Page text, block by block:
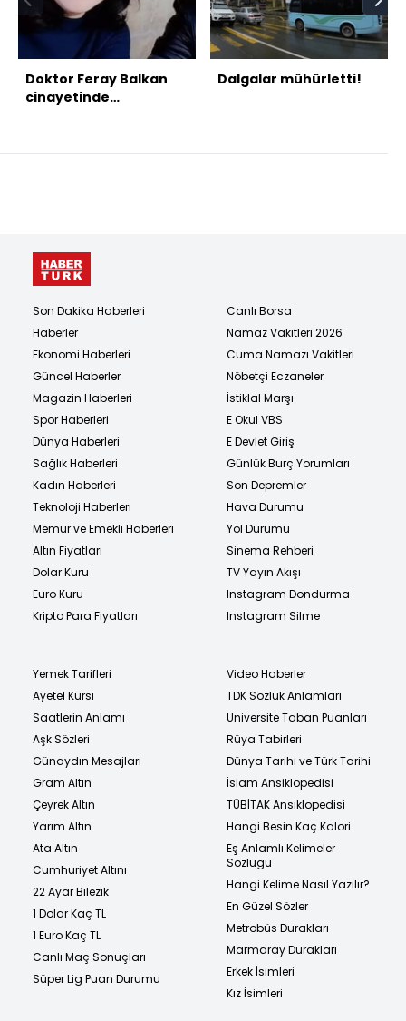
Doktor Feray Balkan
cinayetinde
Dalgalar mühürletti!
Son Dakika Haberleri
Haberler
Ekonomi Haberleri
Güncel Haberler
Magazin Haberleri
Spor Haberleri
Dünya Haberleri
Sağlık Haberleri
Kadın Haberleri
Teknoloji Haberleri
Memur ve Emekli Haberleri
Altın Fiyatları
Dolar Kuru
Euro Kuru
Kripto Para Fiyatları
Canlı Borsa
Namaz Vakitleri 2026
Cuma Namazı Vakitleri
Nöbetçi Eczaneler
İstiklal Marşı
E Okul VBS
E Devlet Giriş
Günlük Burç Yorumları
Son Depremler
Hava Durumu
Yol Durumu
Sinema Rehberi
TV Yayın Akışı
Instagram Dondurma
Instagram Silme
Yemek Tarifleri
Ayetel Kürsi
Saatlerin Anlamı
Aşk Sözleri
Günaydın Mesajları
Gram Altın
Çeyrek Altın
Yarım Altın
Ata Altın
Cumhuriyet Altını
22 Ayar Bilezik
1 Dolar Kaç TL
1 Euro Kaç TL
Canlı Maç Sonuçları
Süper Lig Puan Durumu
Video Haberler
TDK Sözlük Anlamları
Üniversite Taban Puanları
Rüya Tabirleri
Dünya Tarihi ve Türk Tarihi
İslam Ansiklopedisi
TÜBİTAK Ansiklopedisi
Hangi Besin Kaç Kalori
Eş Anlamlı Kelimeler
Sözlüğü
Hangi Kelime Nasıl Yazılır?
En Güzel Sözler
Metrobüs Durakları
Marmaray Durakları
Erkek İsimleri
Kız İsimleri